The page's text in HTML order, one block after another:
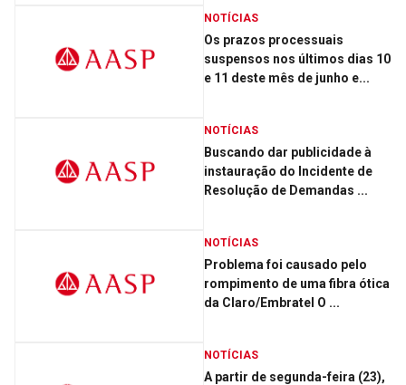
NOTÍCIAS
Os prazos processuais
suspensos nos últimos dias 10
e 11 deste mês de junho e...
NOTÍCIAS
Buscando dar publicidade à
instauração do Incidente de
Resolução de Demandas ...
NOTÍCIAS
Problema foi causado pelo
rompimento de uma fibra ótica
da Claro/Embratel O ...
NOTÍCIAS
A partir de segunda-feira (23),